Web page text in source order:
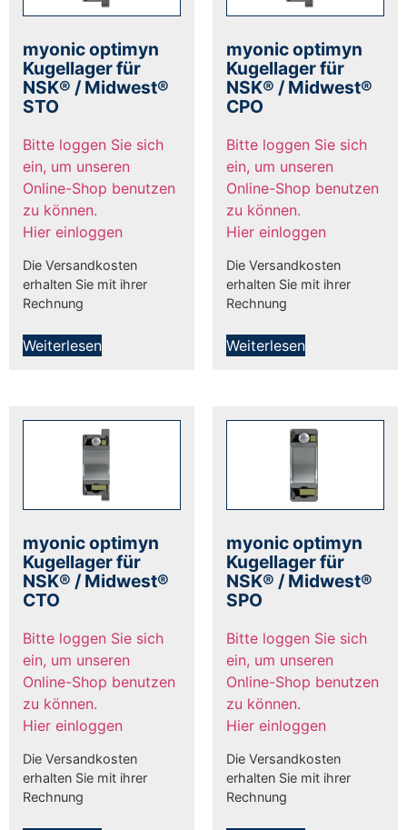
myonic optimyn
Kugellager für
NSK® / Midwest®
STO
Bitte loggen Sie sich
ein, um unseren
Online-Shop benutzen
zu können.
Hier einloggen
Die Versandkosten
erhalten Sie mit ihrer
Rechnung
Weiterlesen
myonic optimyn
Kugellager für
NSK® / Midwest®
CPO
Bitte loggen Sie sich
ein, um unseren
Online-Shop benutzen
zu können.
Hier einloggen
Die Versandkosten
erhalten Sie mit ihrer
Rechnung
Weiterlesen
myonic optimyn
Kugellager für
NSK® / Midwest®
CTO
Bitte loggen Sie sich
ein, um unseren
Online-Shop benutzen
zu können.
Hier einloggen
Die Versandkosten
erhalten Sie mit ihrer
Rechnung
myonic optimyn
Kugellager für
NSK® / Midwest®
SPO
Bitte loggen Sie sich
ein, um unseren
Online-Shop benutzen
zu können.
Hier einloggen
Die Versandkosten
erhalten Sie mit ihrer
Rechnung